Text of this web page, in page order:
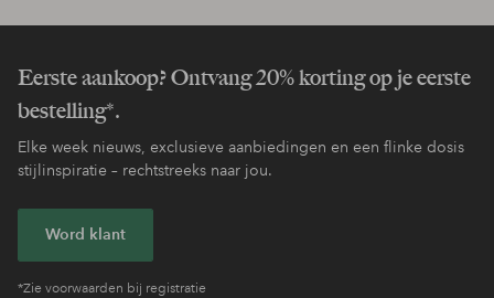
Eerste aankoop? Ontvang 20% korting op je eerste
bestelling*.
Elke week nieuws, exclusieve aanbiedingen en een flinke dosis
stijlinspiratie – rechtstreeks naar jou.
Word klant
*Zie voorwaarden bij registratie